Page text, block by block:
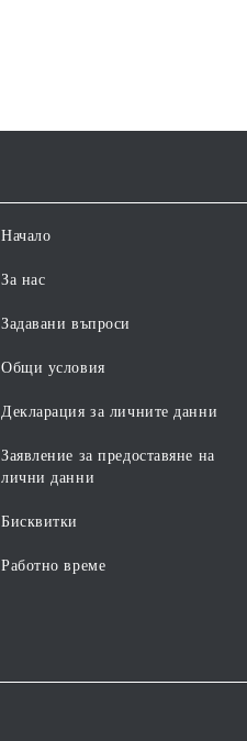
Начало
За нас
Задавани въпроси
Общи условия
Декларация за личните данни
Заявление за предоставяне на
лични данни
Бисквитки
Работно време